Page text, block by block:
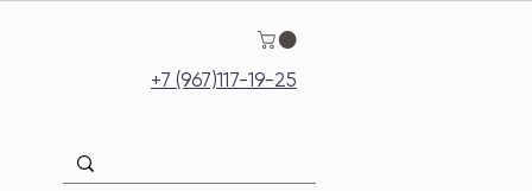
+7 (967)117-19-25